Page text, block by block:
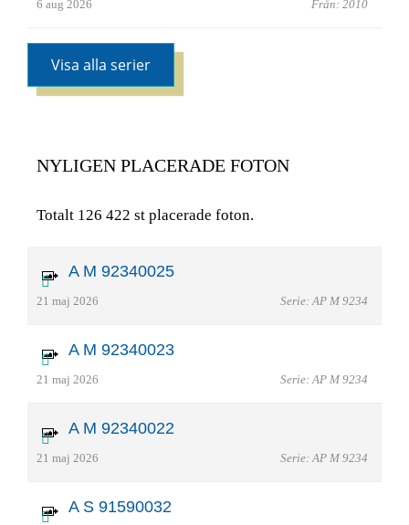
6 aug 2026 Från: 2010
Visa alla serier
NYLIGEN PLACERADE FOTON
Totalt 126 422 st placerade foton.
A M 92340025
21 maj 2026 Serie: AP M 9234
A M 92340023
21 maj 2026 Serie: AP M 9234
A M 92340022
21 maj 2026 Serie: AP M 9234
A S 91590032